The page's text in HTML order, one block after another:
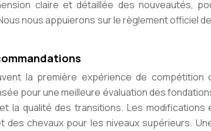
claire et détaillée des nouveautés,
nous appuierons sur le règlement officiel
la première expérience de compétition
pour une meilleure évaluation des
la qualité des transitions. Les modifications
chevaux pour les niveaux supérieurs.